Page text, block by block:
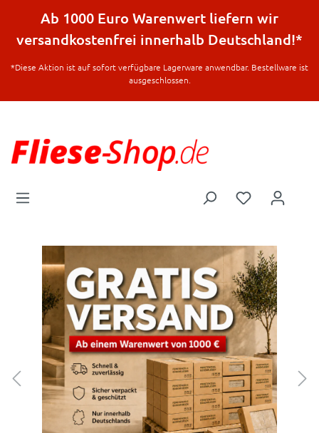
springen
Ab 1000 Euro Warenwert liefern wir
versandkostenfrei innerhalb Deutschland!*
*Diese Aktion ist auf sofort verfügbare Lagerware anwendbar. Bestellware ist
ausgeschlossen.